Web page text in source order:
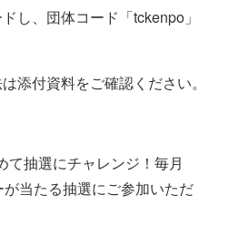
し、団体コード「tckenpo」
添付資料をご確認ください。
て抽選にチャレンジ！毎月
当たる抽選にご参加いただ